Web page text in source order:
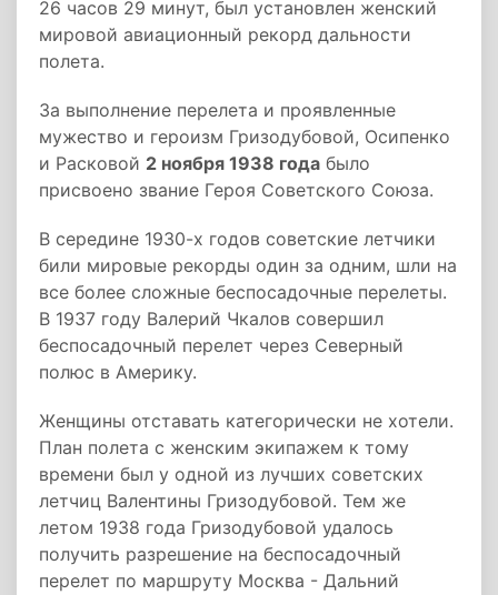
26 часов 29 минут, был установлен женский
мировой авиационный рекорд дальности
полета.
За выполнение перелета и проявленные
мужество и героизм Гризодубовой, Осипенко
и Расковой 2 ноября 1938 года было
присвоено звание Героя Советского Союза.
В середине 1930-х годов советские летчики
били мировые рекорды один за одним, шли на
все более сложные беспосадочные перелеты.
В 1937 году Валерий Чкалов совершил
беспосадочный перелет через Северный
полюс в Америку.
Женщины отставать категорически не хотели.
План полета с женским экипажем к тому
времени был у одной из лучших советских
летчиц Валентины Гризодубовой. Тем же
летом 1938 года Гризодубовой удалось
получить разрешение на беспосадочный
перелет по маршруту Москва - Дальний